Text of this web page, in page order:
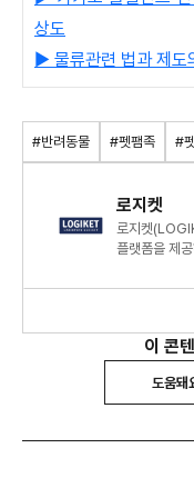
상도
▶ 물류관련 법과 제도
#반려동물 #펫팸족 #
로지켓
로지켓
플랫폼을 제
이 콘
도움돼